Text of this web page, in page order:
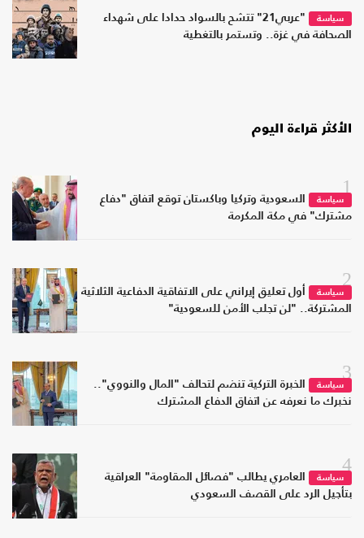
سياسة
"عربي21" تتشح بالسواد حدادا على شهداء
الصحافة في غزة.. وتستمر بالتغطية
الأكثر قراءة اليوم
1
سياسة
السعودية وتركيا وباكستان توقع اتفاق "دفاع
مشترك" في مكة المكرمة
2
سياسة
أول تعليق إيراني على الاتفاقية الدفاعية الثلاثية
المشتركة.. "لن تجلب الأمن للسعودية"
3
سياسة
الخبرة التركية تنضم لتحالف "المال والنووي"..
نخبرك ما نعرفه عن اتفاق الدفاع المشترك
4
سياسة
العامري يطالب "فصائل المقاومة" العراقية
بتأجيل الرد على القصف السعودي